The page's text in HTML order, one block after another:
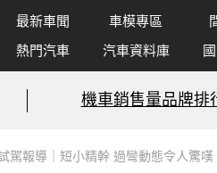
最新車聞 車模專區
熱門汽車
汽車資料庫
機車銷售量品牌排
駕報導｜短小精幹 過彎動態令人驚嘆